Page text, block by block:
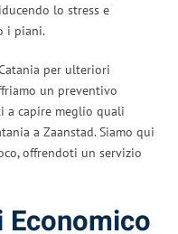
lo stress e
i piani.
per ulteriori
un preventivo
a capire meglio quali
a Zaanstad. Siamo qui
offrendoti un servizio